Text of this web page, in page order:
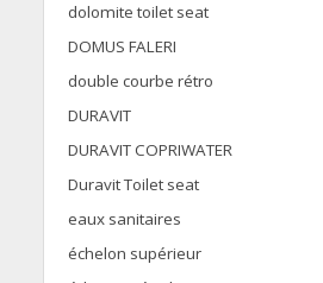
dolomite toilet seat
DOMUS FALERI
double courbe rétro
DURAVIT
DURAVIT COPRIWATER
Duravit Toilet seat
eaux sanitaires
échelon supérieur